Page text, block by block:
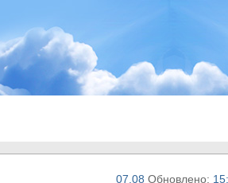
07.08 Обновлено: